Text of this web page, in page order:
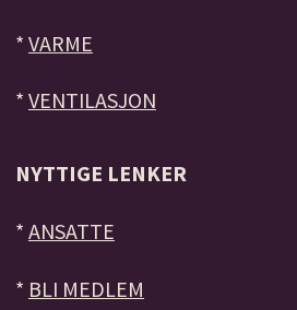
* VARME
* VENTILASJON
NYTTIGE LENKER
* ANSATTE
* BLI MEDLEM